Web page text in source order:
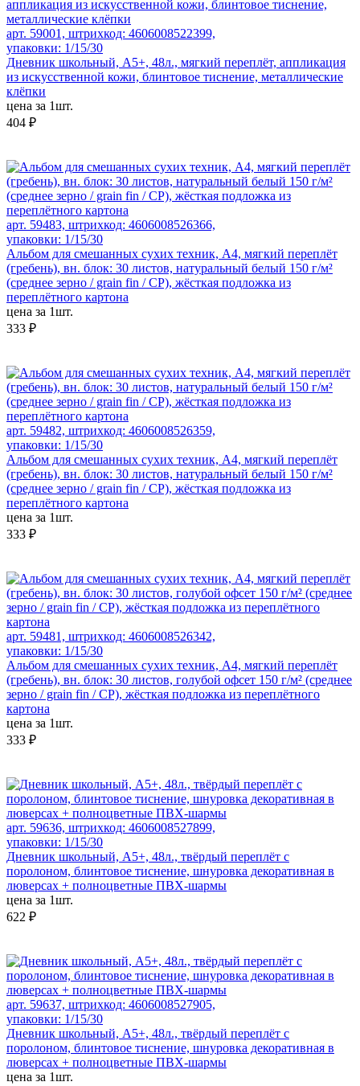
арт. 59001, штрихкод: 4606008522399,
упаковки: 1/15/30
Дневник школьный, А5+, 48л., мягкий переплёт, аппликация
из искусственной кожи, блинтовое тиснение, металлические
клёпки
цена за 1шт.
404 ₽
арт. 59483, штрихкод: 4606008526366,
упаковки: 1/15/30
Альбом для смешанных сухих техник, А4, мягкий переплёт
(гребень), вн. блок: 30 листов, натуральный белый 150 г/м²
(среднее зерно / grain fin / CP), жёсткая подложка из
переплётного картона
цена за 1шт.
333 ₽
арт. 59482, штрихкод: 4606008526359,
упаковки: 1/15/30
Альбом для смешанных сухих техник, А4, мягкий переплёт
(гребень), вн. блок: 30 листов, натуральный белый 150 г/м²
(среднее зерно / grain fin / CP), жёсткая подложка из
переплётного картона
цена за 1шт.
333 ₽
арт. 59481, штрихкод: 4606008526342,
упаковки: 1/15/30
Альбом для смешанных сухих техник, А4, мягкий переплёт
(гребень), вн. блок: 30 листов, голубой офсет 150 г/м² (среднее
зерно / grain fin / CP), жёсткая подложка из переплётного
картона
цена за 1шт.
333 ₽
арт. 59636, штрихкод: 4606008527899,
упаковки: 1/15/30
Дневник школьный, А5+, 48л., твёрдый переплёт с
поролоном, блинтовое тиснение, шнуровка декоративная в
люверсах + полноцветные ПВХ-шармы
цена за 1шт.
622 ₽
арт. 59637, штрихкод: 4606008527905,
упаковки: 1/15/30
Дневник школьный, А5+, 48л., твёрдый переплёт с
поролоном, блинтовое тиснение, шнуровка декоративная в
люверсах + полноцветные ПВХ-шармы
цена за 1шт.